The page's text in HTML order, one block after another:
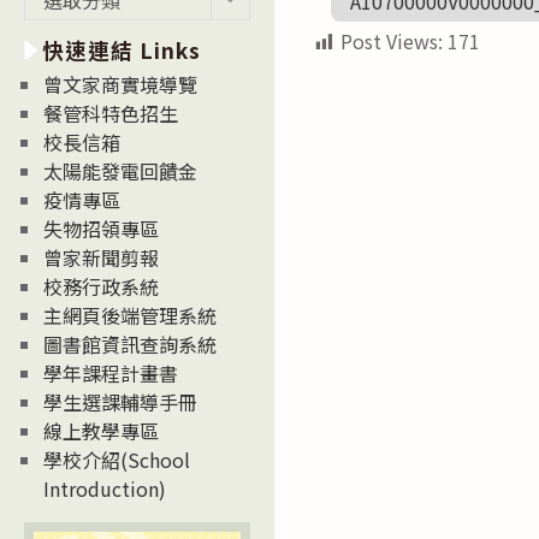
Post Views: 171
消
息
News
快速連結 Links
曾文家商實境導覽
餐管科特色招生
校長信箱
太陽能發電回饋金
疫情專區
失物招領專區
曾家新聞剪報
校務行政系統
主網頁後端管理系統
圖書館資訊查詢系統
學年課程計畫書
學生選課輔導手冊
線上教學專區
學校介紹(School
Introduction)